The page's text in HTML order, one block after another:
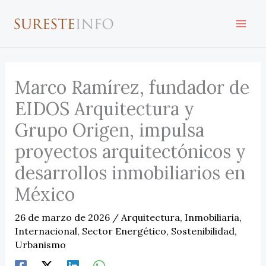
Marco Ramírez, fundador de
EIDOS Arquitectura y
Grupo Origen, impulsa
proyectos arquitectónicos y
desarrollos inmobiliarios en
México
26 de marzo de 2026 / Arquitectura, Inmobiliaria,
Internacional, Sector Energético, Sostenibilidad,
Urbanismo